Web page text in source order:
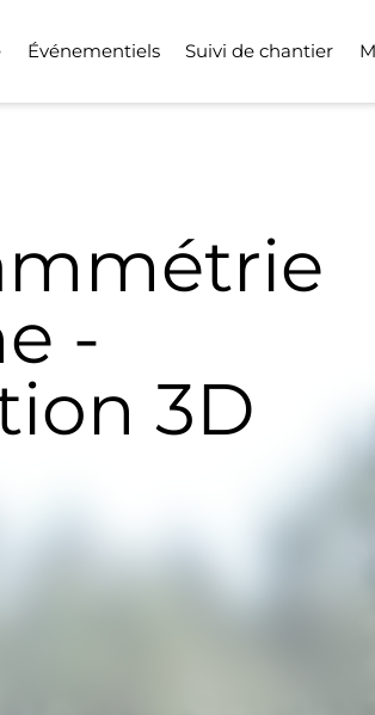
Événementiels Suivi de chantier
-
3D